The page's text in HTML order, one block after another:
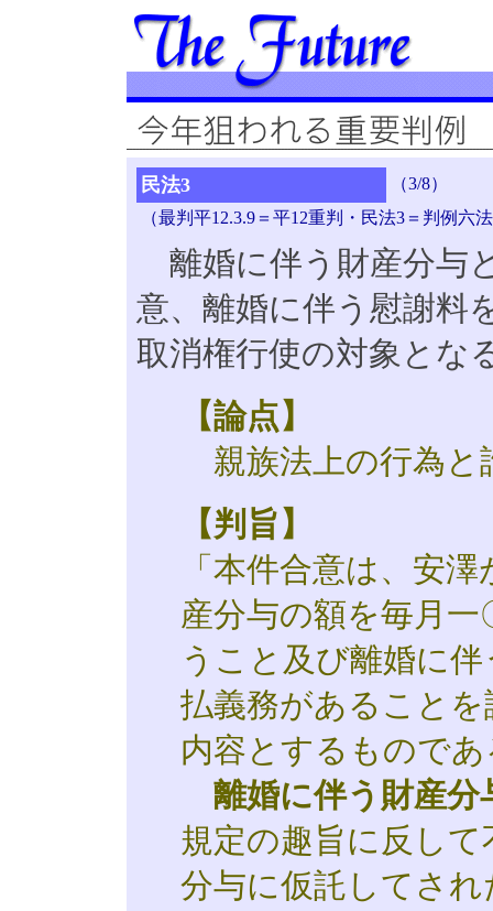
民法3
（3/8）
（最判平12.3.9＝平12重判・民法3＝判例六
離婚に伴う財産分与
意、離婚に伴う慰謝料
取消権行使の対象とな
【論点】
親族法上の行為と
【判旨】
「本件合意は、安
産分与の額を毎月
うこと及び離婚に
払義務があること
内容とするもので
離婚に伴う財産分
規定の趣旨に反し
分与に仮託してさ